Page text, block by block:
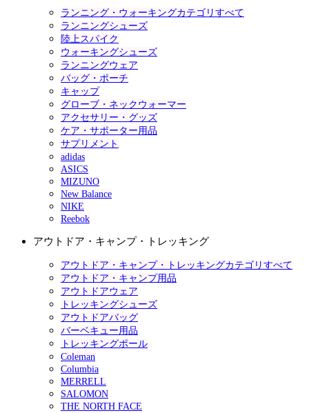
ランニング・ウォーキングカテゴリすべて
ランニングシューズ
陸上スパイク
ウォーキングシューズ
ランニングウェア
バッグ・ポーチ
キャップ
グローブ・ネックウォーマー
アクセサリー・グッズ
ケア・サポーター用品
サプリメント
adidas
ASICS
MIZUNO
New Balance
NIKE
Reebok
アウトドア・キャンプ・トレッキング
アウトドア・キャンプ・トレッキングカテゴリすべて
アウトドア・キャンプ用品
アウトドアウェア
トレッキングシューズ
アウトドアバッグ
バーベキュー用品
トレッキングポール
Coleman
Columbia
MERRELL
SALOMON
THE NORTH FACE